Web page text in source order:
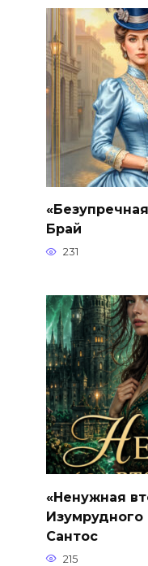
Брай
231
«Ненужная
Изумрудного
Сантос
215